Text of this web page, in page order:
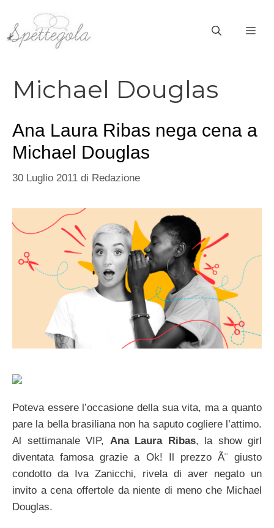
contenuto
Michael Douglas
Ana Laura Ribas nega cena a
Michael Douglas
30 Luglio 2011 di Redazione
Poteva essere l’occasione della sua vita, ma a quanto
pare la bella brasiliana non ha saputo cogliere l’attimo.
Al settimanale VIP, Ana Laura Ribas, la show girl
diventata famosa grazie a Ok! Il prezzo Ã¨ giusto
condotto da Iva Zanicchi, rivela di aver negato un
invito a cena offertole da niente di meno che Michael
Douglas.